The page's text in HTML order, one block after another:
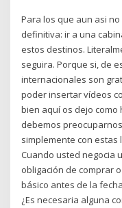
Para los que aun asi
definitiva: ir a una
estos destinos.
seguira. Porque si, de
internacionales son
poder insertar vídeos
bien aquí os dejo como
debemos
simplemente con estas
Cuando usted negocia
obligación de comprar
básico antes de la
¿Es necesaria alguna